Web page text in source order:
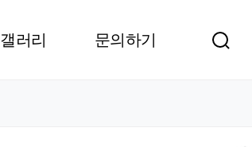
갤러리 문의하기